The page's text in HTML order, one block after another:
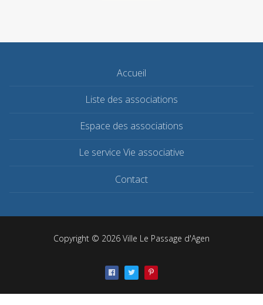
Accueil
Liste des associations
Espace des associations
Le service Vie associative
Contact
Copyright © 2026 Ville Le Passage d'Agen